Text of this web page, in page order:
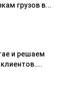
грузов в...
и решаем